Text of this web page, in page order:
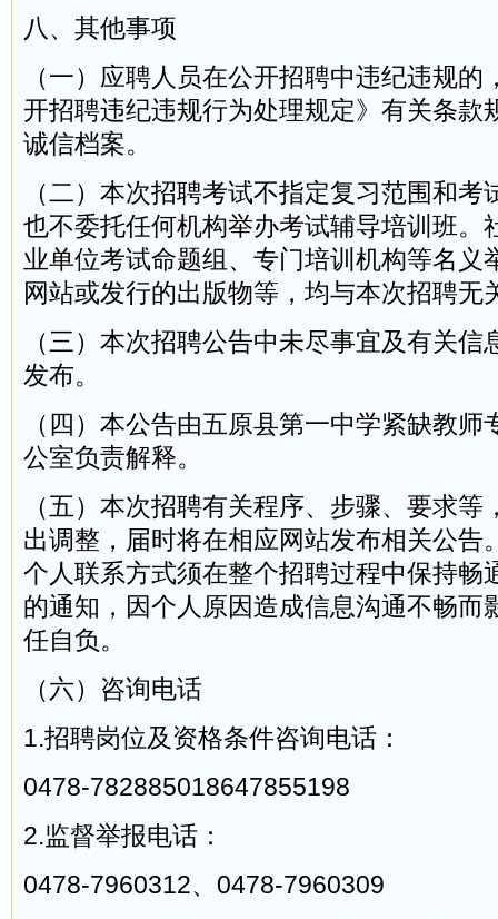
八、其他事项
（一）应聘人员在公开招聘中违纪违规
开招聘违纪违规行为处理规定》有关条款
诚信档案。
（二）本次招聘考试不指定复习范围和
也不委托任何机构举办考试辅导培训班。
业单位考试命题组、专门培训机构等名义
网站或发行的出版物等，均与本次招聘无
（三）本次招聘公告中未尽事宜及有关
发布。
（四）本公告由五原县第一中学紧缺教
公室负责解释。
（五）本次招聘有关程序、步骤、要求
出调整，届时将在相应网站发布相关公告
个人联系方式须在整个招聘过程中保持畅
的通知，因个人原因造成信息沟通不畅而
任自负。
（六）咨询电话
1.招聘岗位及资格条件咨询电话：
0478-782885018647855198
2.监督举报电话：
0478-7960312、0478-7960309